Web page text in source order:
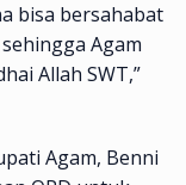
bisa bersahabat
Agam
Allah SWT,”
Agam, Benni